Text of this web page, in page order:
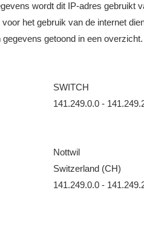
wordt dit IP-adres gebruikt
het gebruik van de internet
getoond in een overzicht.
SWITCH
141.249.0.0 -
Nottwil
Switzerland (CH)
141.249.0.0 -